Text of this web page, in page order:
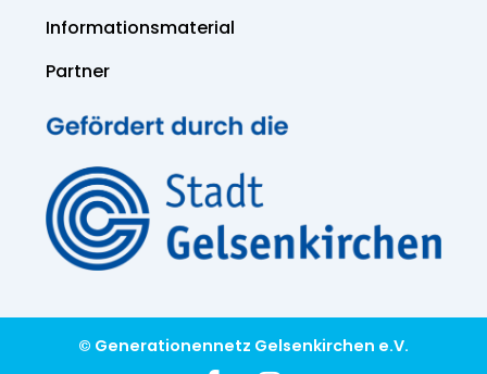
Informations­material
Partner
© Generationennetz Gelsenkirchen e.V.